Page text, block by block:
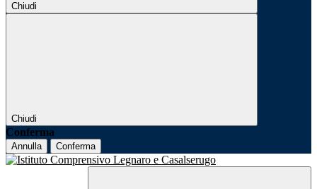
Chiudi
Chiudi
Conferma
Annulla Conferma